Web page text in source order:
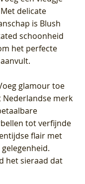
delicate
is Blush
schoonheid
het perfecte
glamour toe
Nederlandse merk
tot verfijnde
flair met
het sieraad dat